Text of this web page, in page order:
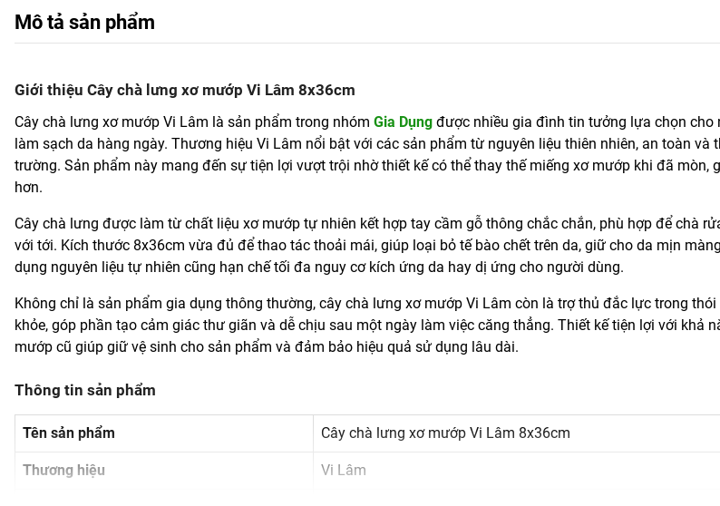
Mô tả sản phẩm
Giới thiệu Cây chà lưng xơ mướp Vi Lâm 8x36cm
Cây chà lưng xơ mướp Vi Lâm là sản phẩm trong nhóm Gia Dụng được nhiều gia đình tin tưởng lựa chọn cho
làm sạch da hàng ngày. Thương hiệu Vi Lâm nổi bật với các sản phẩm từ nguyên liệu thiên nhiên, an toàn và
trường. Sản phẩm này mang đến sự tiện lợi vượt trội nhờ thiết kế có thể thay thế miếng xơ mướp khi đã mòn,
hơn.
Cây chà lưng được làm từ chất liệu xơ mướp tự nhiên kết hợp tay cầm gỗ thông chắc chắn, phù hợp để chà
với tới. Kích thước 8x36cm vừa đủ để thao tác thoải mái, giúp loại bỏ tế bào chết trên da, giữ cho da mịn
dụng nguyên liệu tự nhiên cũng hạn chế tối đa nguy cơ kích ứng da hay dị ứng cho người dùng.
Không chỉ là sản phẩm gia dụng thông thường, cây chà lưng xơ mướp Vi Lâm còn là trợ thủ đắc lực trong
khỏe, góp phần tạo cảm giác thư giãn và dễ chịu sau một ngày làm việc căng thẳng. Thiết kế tiện lợi với khả
mướp cũ giúp giữ vệ sinh cho sản phẩm và đảm bảo hiệu quả sử dụng lâu dài.
Thông tin sản phẩm
Tên sản phẩm Cây chà lưng xơ mướp Vi Lâm 8x36cm
Thương hiệu Vi Lâm